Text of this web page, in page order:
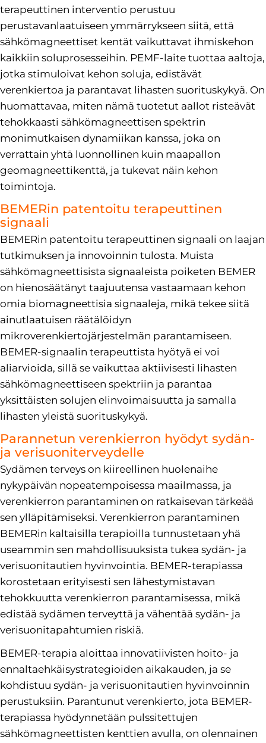
terapeuttinen interventio perustuu
perustavanlaatuiseen ymmärrykseen siitä, että
sähkömagneettiset kentät vaikuttavat ihmiskehon
kaikkiin soluprosesseihin. PEMF-laite tuottaa aaltoja,
jotka stimuloivat kehon soluja, edistävät
verenkiertoa ja parantavat lihasten suorituskykyä. On
huomattavaa, miten nämä tuotetut aallot risteävät
tehokkaasti sähkömagneettisen spektrin
monimutkaisen dynamiikan kanssa, joka on
verrattain yhtä luonnollinen kuin maapallon
geomagneettikenttä, ja tukevat näin kehon
toimintoja.
BEMERin patentoitu terapeuttinen
signaali
BEMERin patentoitu terapeuttinen signaali on laajan
tutkimuksen ja innovoinnin tulosta. Muista
sähkömagneettisista signaaleista poiketen BEMER
on hienosäätänyt taajuutensa vastaamaan kehon
omia biomagneettisia signaaleja, mikä tekee siitä
ainutlaatuisen räätälöidyn
mikroverenkiertojärjestelmän parantamiseen.
BEMER-signaalin terapeuttista hyötyä ei voi
aliarvioida, sillä se vaikuttaa aktiivisesti lihasten
sähkömagneettiseen spektriin ja parantaa
yksittäisten solujen elinvoimaisuutta ja samalla
lihasten yleistä suorituskykyä.
Parannetun verenkierron hyödyt sydän-
ja verisuoniterveydelle
Sydämen terveys on kiireellinen huolenaihe
nykypäivän nopeatempoisessa maailmassa, ja
verenkierron parantaminen on ratkaisevan tärkeää
sen ylläpitämiseksi. Verenkierron parantaminen
BEMERin kaltaisilla terapioilla tunnustetaan yhä
useammin sen mahdollisuuksista tukea sydän- ja
verisuonitautien hyvinvointia. BEMER-terapiassa
korostetaan erityisesti sen lähestymistavan
tehokkuutta verenkierron parantamisessa, mikä
edistää sydämen terveyttä ja vähentää sydän- ja
verisuonitapahtumien riskiä.
BEMER-terapia aloittaa innovatiivisten hoito- ja
ennaltaehkäisystrategioiden aikakauden, ja se
kohdistuu sydän- ja verisuonitautien hyvinvoinnin
perustuksiin. Parantunut verenkierto, jota BEMER-
terapiassa hyödynnetään pulssitettujen
sähkömagneettisten kenttien avulla, on olennainen